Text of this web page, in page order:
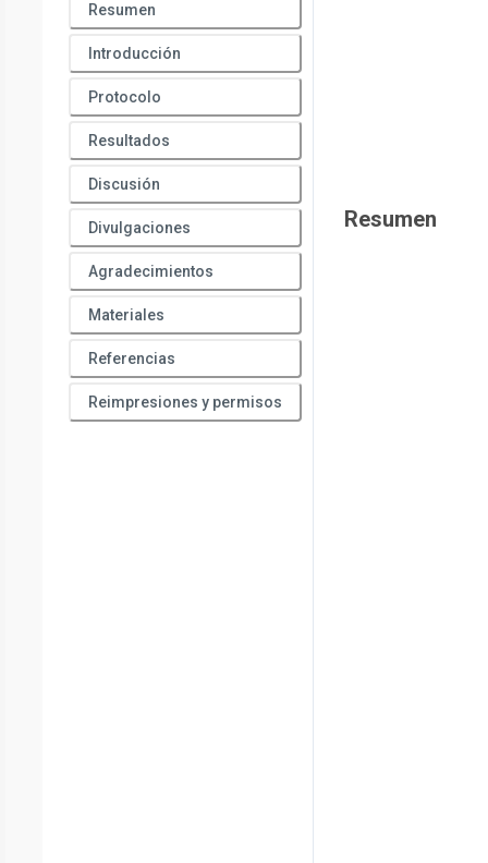
Resumen
Introducción
Protocolo
Resultados
Discusión
Divulgaciones
Agradecimientos
Materiales
Referencias
Reimpresiones y permisos
Resumen